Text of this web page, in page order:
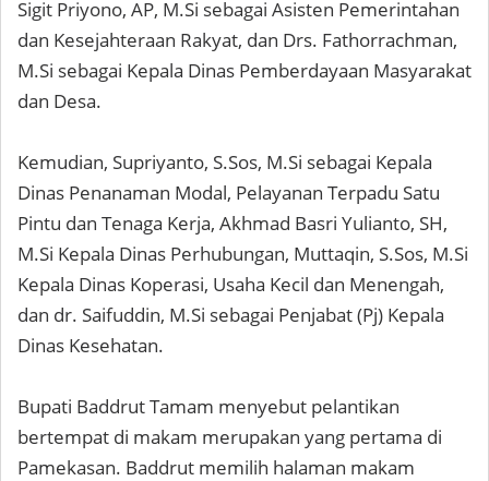
Sigit Priyono, AP, M.Si sebagai Asisten Pemerintahan
dan Kesejahteraan Rakyat, dan Drs. Fathorrachman,
M.Si sebagai Kepala Dinas Pemberdayaan Masyarakat
dan Desa.
Kemudian, Supriyanto, S.Sos, M.Si sebagai Kepala
Dinas Penanaman Modal, Pelayanan Terpadu Satu
Pintu dan Tenaga Kerja, Akhmad Basri Yulianto, SH,
M.Si Kepala Dinas Perhubungan, Muttaqin, S.Sos, M.Si
Kepala Dinas Koperasi, Usaha Kecil dan Menengah,
dan dr. Saifuddin, M.Si sebagai Penjabat (Pj) Kepala
Dinas Kesehatan.
Bupati Baddrut Tamam menyebut pelantikan
bertempat di makam merupakan yang pertama di
Pamekasan. Baddrut memilih halaman makam